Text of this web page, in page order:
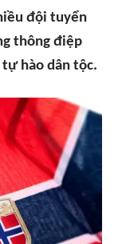
đội tuyển
thông điệp
hào dân tộc.